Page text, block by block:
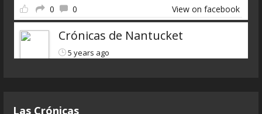
0 0 View on facebook
Crónicas de Nantucket
5 years ago
Las Crónicas